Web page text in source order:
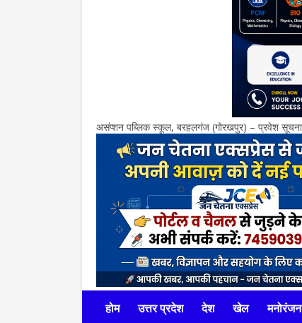
असंप्शन पब्लिक स्कूल, बरहलगंज (गोरखपुर) – प्रवेश सूचना
होम उत्तर प्रदेश देश खेल मनोरंजन